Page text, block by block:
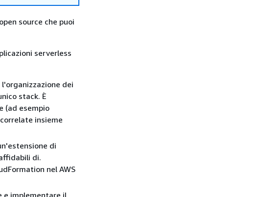
source che puoi
serverless
l'organizzazione dei
stack. È
(ad esempio
insieme
di
di.
nel AWS
e implementare il